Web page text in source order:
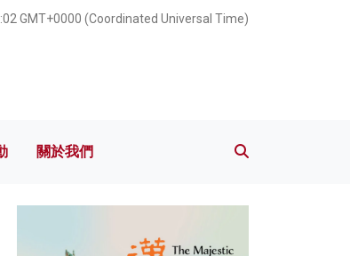
GMT+0000 (Coordinated Universal Time)
關於我們